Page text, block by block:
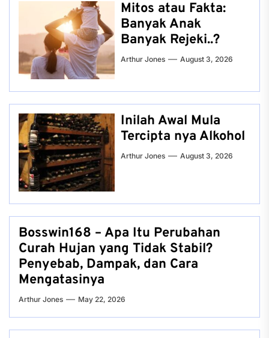
Mitos atau Fakta:
Banyak Anak
Banyak Rejeki..?
Arthur Jones August 3, 2026
Inilah Awal Mula
Tercipta nya Alkohol
Arthur Jones August 3, 2026
Bosswin168 – Apa Itu Perubahan
Curah Hujan yang Tidak Stabil?
Penyebab, Dampak, dan Cara
Mengatasinya
Arthur Jones May 22, 2026